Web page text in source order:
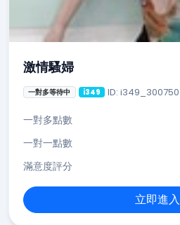
激情騷婦
一對多等待中 i349 ID: i349_300750
一對多點數
一對一點數
滿意度評分
立即進入